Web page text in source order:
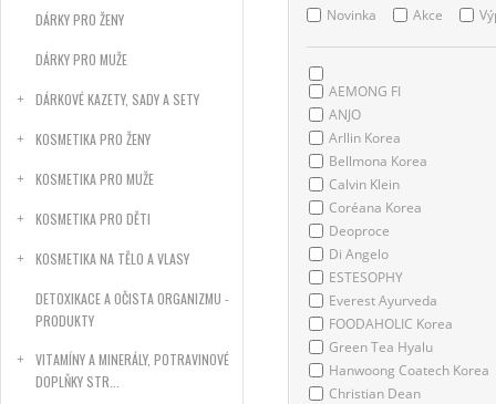
DÁRKY PRO ŽENY
DÁRKY PRO MUŽE
DÁRKOVÉ KAZETY, SADY A SETY
KOSMETIKA PRO ŽENY
KOSMETIKA PRO MUŽE
KOSMETIKA PRO DĚTI
KOSMETIKA NA TĚLO A VLASY
DETOXIKACE A OČISTA ORGANIZMU -
PRODUKTY
VITAMÍNY A MINERÁLY, POTRAVINOVÉ
DOPLŇKY STR...
Novinka Akce
AEMONG FI
ANJO
Arllin Korea
Bellmona Korea
Calvin Klein
Coréana Korea
Deoproce
Di Angelo
ESTESOPHY
Everest Ayurveda
FOODAHOLIC Korea
Green Tea Hyalu
Hanwoong Coatech Korea
Christian Dean